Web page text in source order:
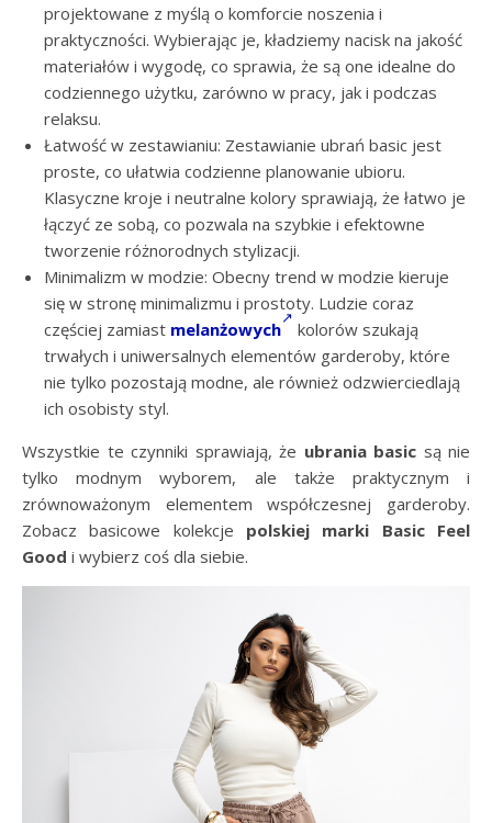
projektowane z myślą o komforcie noszenia i
praktyczności. Wybierając je, kładziemy nacisk na jakość
materiałów i wygodę, co sprawia, że są one idealne do
codziennego użytku, zarówno w pracy, jak i podczas
relaksu.
Łatwość w zestawianiu: Zestawianie ubrań basic jest
proste, co ułatwia codzienne planowanie ubioru.
Klasyczne kroje i neutralne kolory sprawiają, że łatwo je
łączyć ze sobą, co pozwala na szybkie i efektowne
tworzenie różnorodnych stylizacji.
Minimalizm w modzie: Obecny trend w modzie kieruje
się w stronę minimalizmu i prostoty. Ludzie coraz
częściej zamiast melanżowych
kolorów szukają
trwałych i uniwersalnych elementów garderoby, które
nie tylko pozostają modne, ale również odzwierciedlają
ich osobisty styl.
Wszystkie te czynniki sprawiają, że ubrania basic są nie
tylko modnym wyborem, ale także praktycznym i
zrównoważonym elementem współczesnej garderoby.
Zobacz basicowe kolekcje polskiej marki Basic Feel
Good i wybierz coś dla siebie.